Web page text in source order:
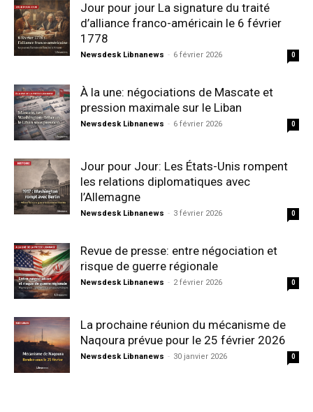
Jour pour jour La signature du traité
d’alliance franco-américain le 6 février
1778
Newsdesk Libnanews - 6 février 2026 0
À la une: négociations de Mascate et
pression maximale sur le Liban
Newsdesk Libnanews - 6 février 2026 0
Jour pour Jour: Les États-Unis rompent
les relations diplomatiques avec
l’Allemagne
Newsdesk Libnanews - 3 février 2026 0
Revue de presse: entre négociation et
risque de guerre régionale
Newsdesk Libnanews - 2 février 2026 0
La prochaine réunion du mécanisme de
Naqoura prévue pour le 25 février 2026
Newsdesk Libnanews - 30 janvier 2026 0